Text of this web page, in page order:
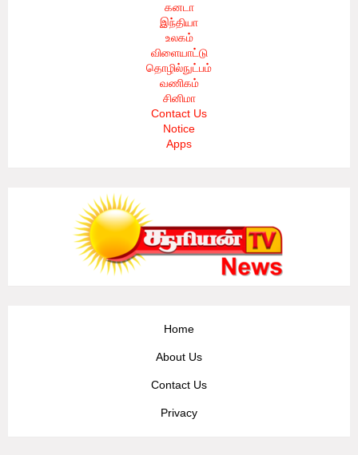
கனடா
இந்தியா
உலகம்
விளையாட்டு
தொழில்நுட்பம்
வணிகம்
சினிமா
Contact Us
Notice
Apps
Home
About Us
Contact Us
Privacy